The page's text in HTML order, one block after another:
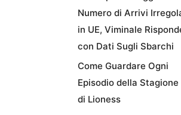
Numero di Arrivi
in UE, Viminale
con Dati Sugli Sbarchi
Come Guardare Ogni
Episodio della Stagione
di Lioness